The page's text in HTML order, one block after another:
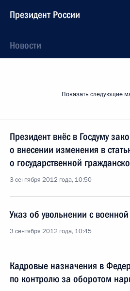
Президент России
Новости
Показать следующие
Президент внёс в Госдуму
о внесении изменения в
о государственной
3 сентября 2012 года, 10:50
Указ об увольнении с
3 сентября 2012 года, 10:45
Кадровые назначения в
по контролю за оборотом